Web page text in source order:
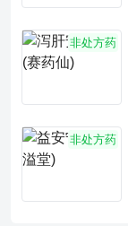
非处方药
非处方药